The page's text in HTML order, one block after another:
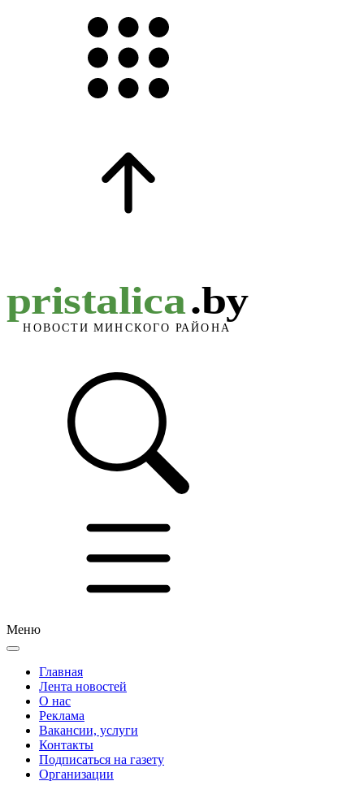
Меню
Главная
Лента новостей
О нас
Реклама
Вакансии, услуги
Контакты
Подписаться на газету
Организации